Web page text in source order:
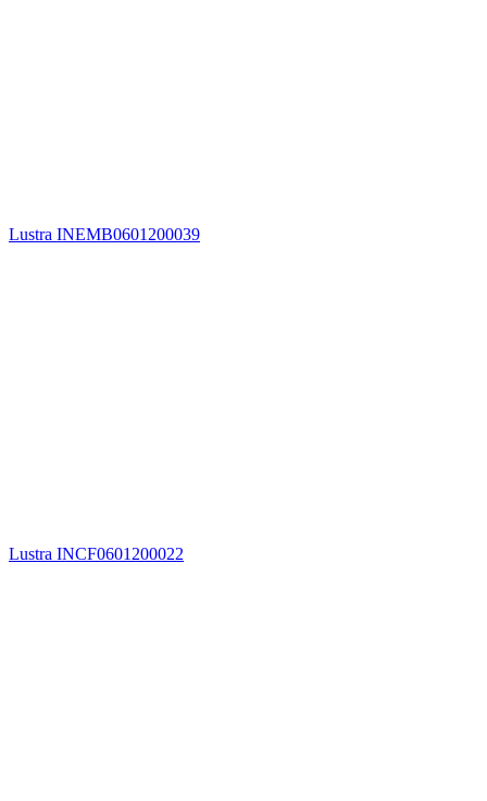
Lustra INEMB0601200039
Lustra INCF0601200022